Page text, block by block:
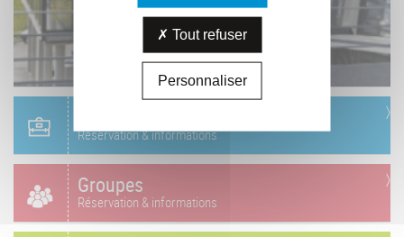
Réservation & informations
Groupes
Réservation & informations
Tout refuser
Personnaliser